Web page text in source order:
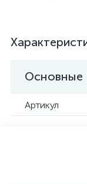
Основные
Артикул